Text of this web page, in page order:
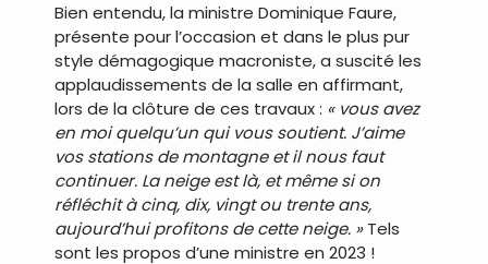
Bien entendu, la ministre Dominique Faure,
présente pour l’occasion et dans le plus pur
style démagogique macroniste, a suscité les
applaudissements de la salle en affirmant,
lors de la clôture de ces travaux : « vous avez
en moi quelqu’un qui vous soutient. J’aime
vos stations de montagne et il nous faut
continuer. La neige est là, et même si on
réfléchit à cinq, dix, vingt ou trente ans,
aujourd’hui profitons de cette neige. »Tels
sont les propos d’une ministre en 2023 !